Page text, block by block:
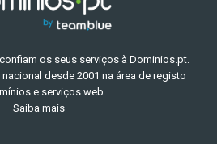
os seus serviços à Dominios.pt.
desde 2001 na área de registo
e serviços web.
Saiba mais